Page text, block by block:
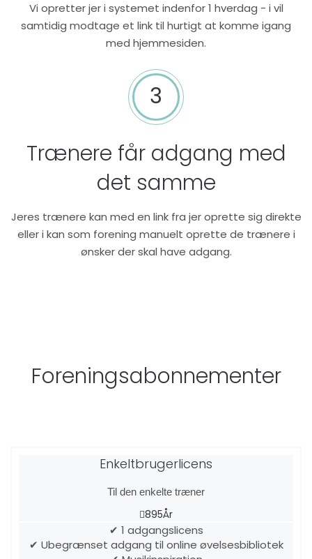
Vi opretter jer i systemet indenfor 1 hverdag - i vil
samtidig modtage et link til hurtigt at komme igang
med hjemmesiden.
3
Trænere får adgang med
det samme
Jeres trænere kan med en link fra jer oprette sig direkte
eller i kan som forening manuelt oprette de trænere i
ønsker der skal have adgang.
Foreningsabonnementer
Enkeltbrugerlicens
Til den enkelte træner
895År
✔ 1 adgangslicens
✔ Ubegrænset adgang til online øvelsesbibliotek